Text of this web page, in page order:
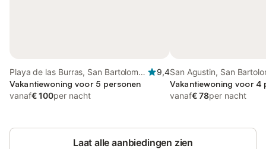
Playa de las Burras, San Bartolomé
de Tirajana
9,4
Vakantiewoning voor 5 personen
vanaf€ 100per nacht
San Agustin, San
Tirajana
Vakantiewoning voor 4
vanaf€ 78per nacht
Laat alle aanbiedingen zien